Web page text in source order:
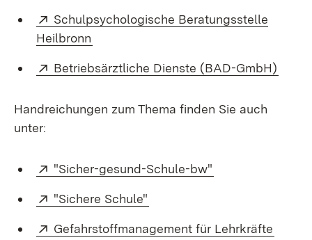
Extern:
Schulpsychologische Beratungsstelle
Heilbronn
Extern:
Betriebsärztliche Dienste (BAD-GmbH)
Handreichungen zum Thema finden Sie auch
unter:
Extern:
"Sicher-gesund-Schule-bw"
Extern:
"Sichere Schule"
Extern:
Gefahrstoffmanagement für Lehrkräfte